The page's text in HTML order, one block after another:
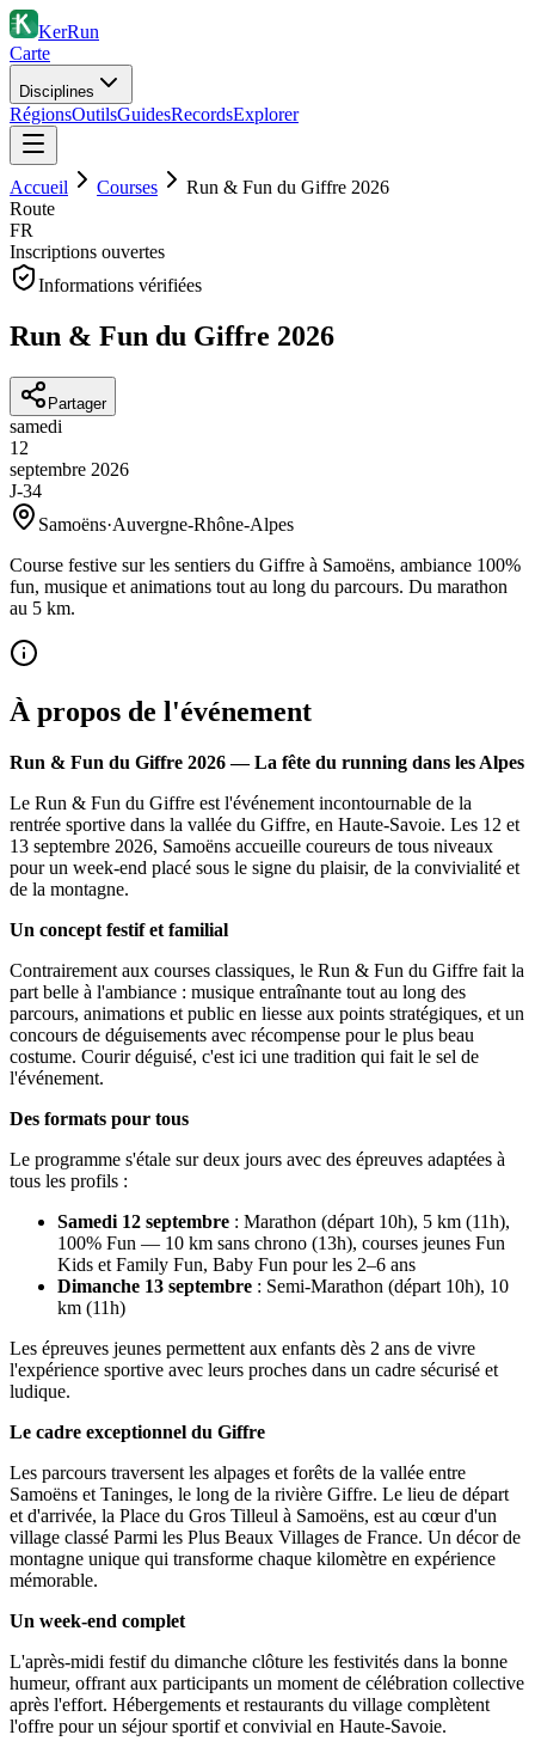
KerRun
Carte
Disciplines
RégionsOutilsGuidesRecordsExplorer
Accueil Courses
Run & Fun du Giffre 2026
Route
FR
Inscriptions ouvertes
Informations vérifiées
Run & Fun du Giffre 2026
Partager
samedi
12
septembre 2026
J-34
Samoëns·Auvergne-Rhône-Alpes
Course festive sur les sentiers du Giffre à Samoëns, ambiance 100%
fun, musique et animations tout au long du parcours. Du marathon
au 5 km.
À propos de l'événement
Run & Fun du Giffre 2026 — La fête du running dans les Alpes
Le Run & Fun du Giffre est l'événement incontournable de la
rentrée sportive dans la vallée du Giffre, en Haute-Savoie. Les 12 et
13 septembre 2026, Samoëns accueille coureurs de tous niveaux
pour un week-end placé sous le signe du plaisir, de la convivialité et
de la montagne.
Un concept festif et familial
Contrairement aux courses classiques, le Run & Fun du Giffre fait la
part belle à l'ambiance : musique entraînante tout au long des
parcours, animations et public en liesse aux points stratégiques, et un
concours de déguisements avec récompense pour le plus beau
costume. Courir déguisé, c'est ici une tradition qui fait le sel de
l'événement.
Des formats pour tous
Le programme s'étale sur deux jours avec des épreuves adaptées à
tous les profils :
Samedi 12 septembre : Marathon (départ 10h), 5 km (11h),
100% Fun — 10 km sans chrono (13h), courses jeunes Fun
Kids et Family Fun, Baby Fun pour les 2–6 ans
Dimanche 13 septembre : Semi-Marathon (départ 10h), 10
km (11h)
Les épreuves jeunes permettent aux enfants dès 2 ans de vivre
l'expérience sportive avec leurs proches dans un cadre sécurisé et
ludique.
Le cadre exceptionnel du Giffre
Les parcours traversent les alpages et forêts de la vallée entre
Samoëns et Taninges, le long de la rivière Giffre. Le lieu de départ
et d'arrivée, la Place du Gros Tilleul à Samoëns, est au cœur d'un
village classé Parmi les Plus Beaux Villages de France. Un décor de
montagne unique qui transforme chaque kilomètre en expérience
mémorable.
Un week-end complet
L'après-midi festif du dimanche clôture les festivités dans la bonne
humeur, offrant aux participants un moment de célébration collective
après l'effort. Hébergements et restaurants du village complètent
l'offre pour un séjour sportif et convivial en Haute-Savoie.